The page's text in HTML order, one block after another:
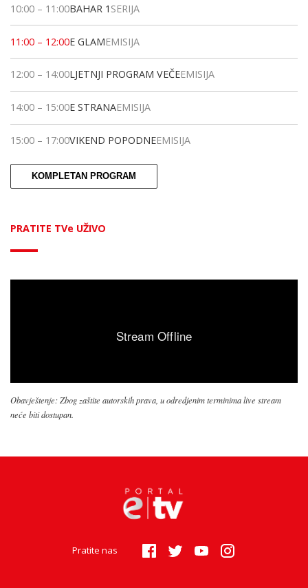
10:00 – 11:00BAHAR 1 SERIJA
11:00 – 12:00E GLAMEMISIJA
12:00 – 14:00LJETNJI PROGRAM VEČEEMISIJA
14:00 – 15:00E STRANAEMISIJA
15:00 – 17:00VIKEND POPODNEEMISIJA
KOMPLETAN PROGRAM
PRATITE TVe UŽIVO
Obavještenje: Zbog zaštite autorskih prava, u odredjenim terminima live stream
neće biti dostupan.
Pratite nas